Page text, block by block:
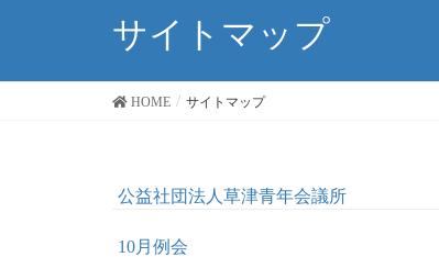
サイトマップ
HOME サイトマップ
公益社団法人草津青年会議所
10月例会